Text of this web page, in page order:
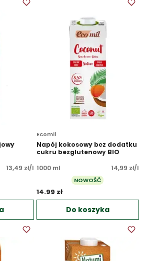
13,49 zł/l
Ecomil
Napój kokosowy bez dodatku
cukru bezglutenowy BIO
1000 ml
14,99 zł/l
NOWOŚĆ
14.99 zł
Do koszyka